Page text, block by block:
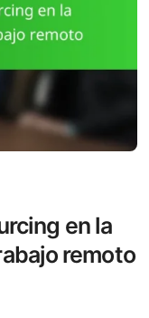
en la
remoto